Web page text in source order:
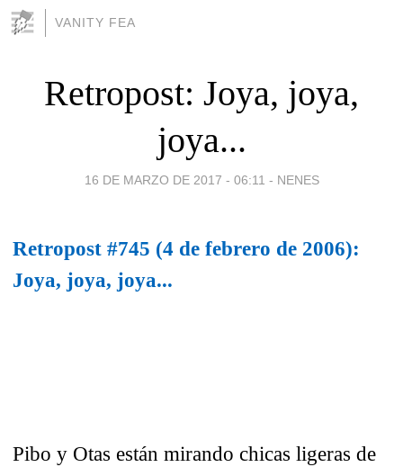
VANITY FEA
Retropost: Joya, joya,
joya...
16 DE MARZO DE 2017 - 06:11 - NENES
Retropost #745 (4 de febrero de 2006):
Joya, joya, joya...
Pibo y Otas están mirando chicas ligeras de